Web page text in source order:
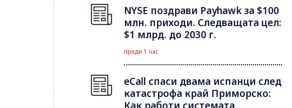
NYSE поздрави Payhawk за $100
млн. приходи. Следващата цел:
$1 млрд. до 2030 г.
преди 1 час
eCall спаси двама испанци след
катастрофа край Приморско:
Как работи системата,